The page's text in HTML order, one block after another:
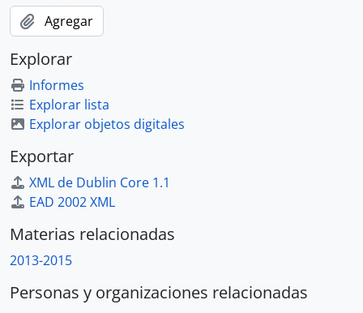
Agregar
Explorar
Informes
Explorar lista
Explorar objetos digitales
Exportar
XML de Dublin Core 1.1
EAD 2002 XML
Materias relacionadas
2013-2015
Personas y organizaciones relacionadas